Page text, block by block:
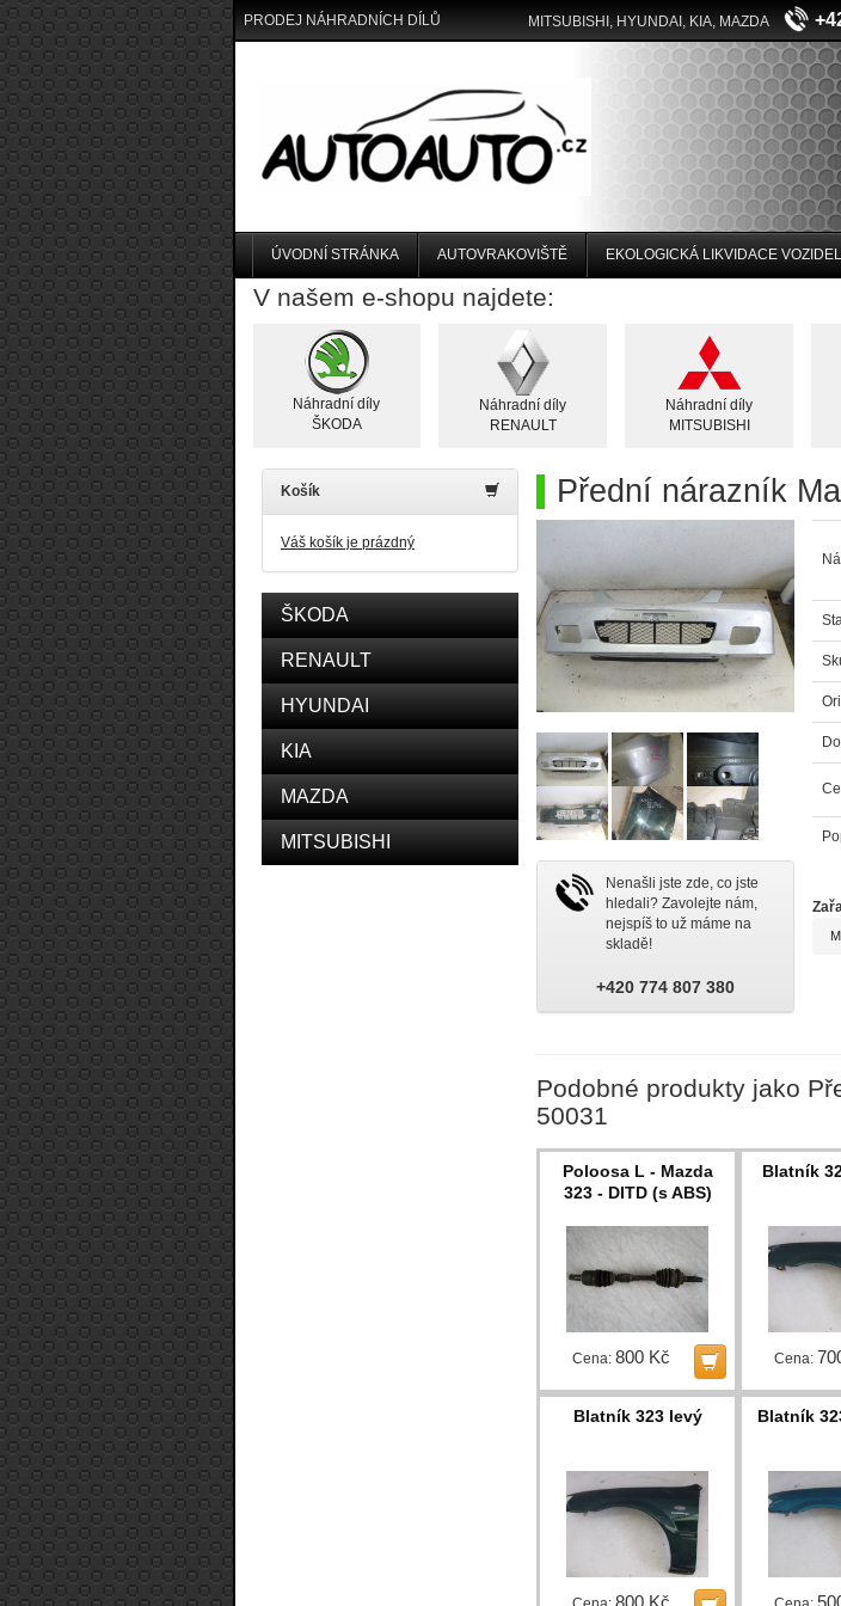
PRODEJ NÁHRADNÍCH DÍLŮ MITSUBISHI, HYUNDAI, KIA, MAZDA
ÚVODNÍ STRÁNKA AUTOVRAKOVIŠTĚ EKOLOGICKÁ LIKVIDACE VOZIDEL
V našem e-shopu najdete:
Náhradní díly
ŠKODA
Náhradní díly
RENAULT
Náhradní díly
MITSUBISHI
Košík
Váš košík je prázdný
ŠKODA
RENAULT
HYUNDAI
KIA
MAZDA
MITSUBISHI
Přední nárazník
Nenašli jste zde, co jste
hledali? Zavolejte nám,
nejspíš to už máme na
skladě!
+420 774 807 380
Podobné produkty jako
50031
Poloosa L - Mazda
323 - DITD (s ABS)
Cena:800 Kč
Blatník
Cena:
Blatník 323 levý Blatník